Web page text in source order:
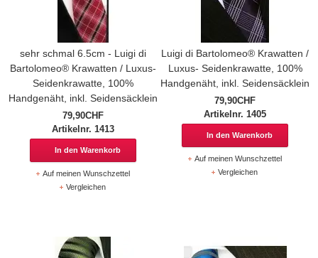
sehr schmal 6.5cm - Luigi di
Bartolomeo® Krawatten / Luxus-
Seidenkrawatte, 100%
Handgenäht, inkl. Seidensäcklein
79,90CHF
Artikelnr. 1413
In den Warenkorb
Auf meinen Wunschzettel
Vergleichen
Luigi di Bartolomeo® Krawatten /
Luxus- Seidenkrawatte, 100%
Handgenäht, inkl. Seidensäcklein
79,90CHF
Artikelnr. 1405
In den Warenkorb
Auf meinen Wunschzettel
Vergleichen